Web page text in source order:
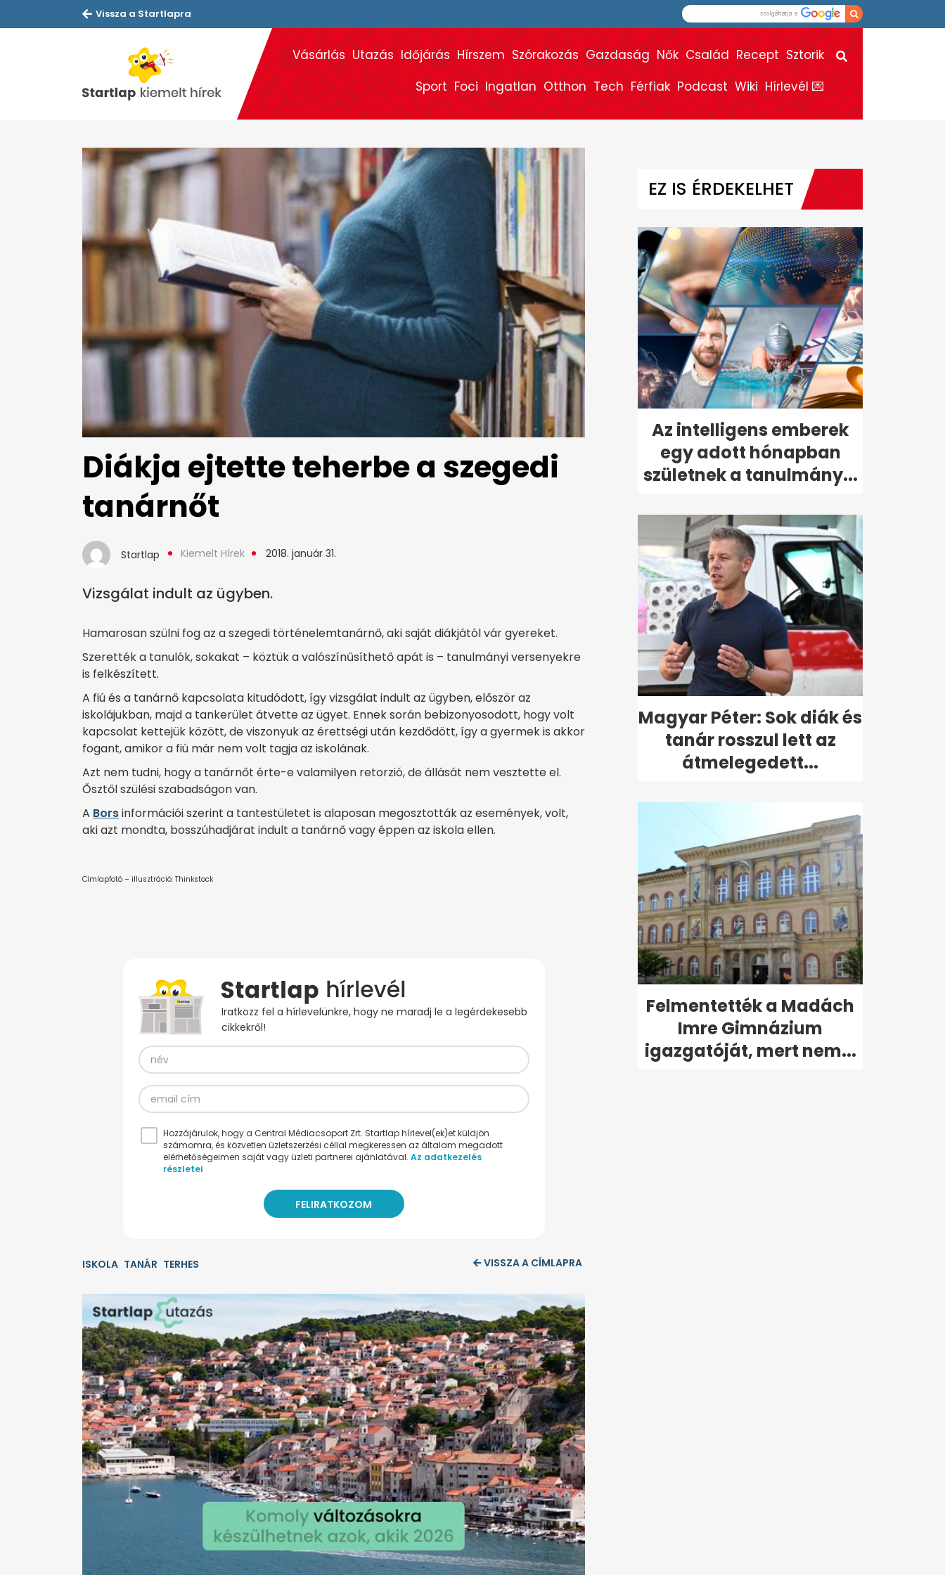
Vissza a Startlapra
Vásárlás Utazás Időjárás Hírszem Szórakozás Gazdaság Nők Család Recept Sztorik
Sport Foci Ingatlan Otthon Tech Férfiak Podcast Wiki Hírlevél 💌
Diákja ejtette teherbe a szegedi
tanárnőt
Startlap Kiemelt Hírek 2018. január 31.
Vizsgálat indult az ügyben.
Hamarosan szülni fog az a szegedi történelemtanárnő, aki saját diákjától vár gyereket.
Szerették a tanulók, sokakat – köztük a valószínűsíthető apát is – tanulmányi versenyekre
is felkészített.
A fiú és a tanárnő kapcsolata kitudódott, így vizsgálat indult az ügyben, először az
iskolájukban, majd a tankerület átvette az ügyet. Ennek során bebizonyosodott, hogy volt
kapcsolat kettejük között, de viszonyuk az érettségi után kezdődött, így a gyermek is akkor
fogant, amikor a fiú már nem volt tagja az iskolának.
Azt nem tudni, hogy a tanárnőt érte-e valamilyen retorzió, de állását nem vesztette el.
Ősztől szülési szabadságon van.
A Borsinformációi szerint a tantestületet is alaposan megosztották az események, volt,
aki azt mondta, bosszúhadjárat indult a tanárnő vagy éppen az iskola ellen.
Címlapfotó – illusztráció: Thinkstock
Iratkozz fel a hírlevelünkre, hogy ne maradj le a legérdekesebb
cikkekről!
Hozzájárulok, hogy a Central Médiacsoport Zrt. Startlap hírlevel(ek)et küldjön
számomra, és közvetlen üzletszerzési céllal megkeressen az általam megadott
elérhetőségeimen saját vagy üzleti partnerei ajánlatával. Az adatkezelés
részletei
ISKOLA TANÁR TERHES VISSZA A CÍMLAPRA
EZ IS ÉRDEKELHET
Az intelligens emberek
egy adott hónapban
születnek a tanulmány...
Magyar Péter: Sok diák és
tanár rosszul lett az
átmelegedett...
Felmentették a Madách
Imre Gimnázium
igazgatóját, mert nem...